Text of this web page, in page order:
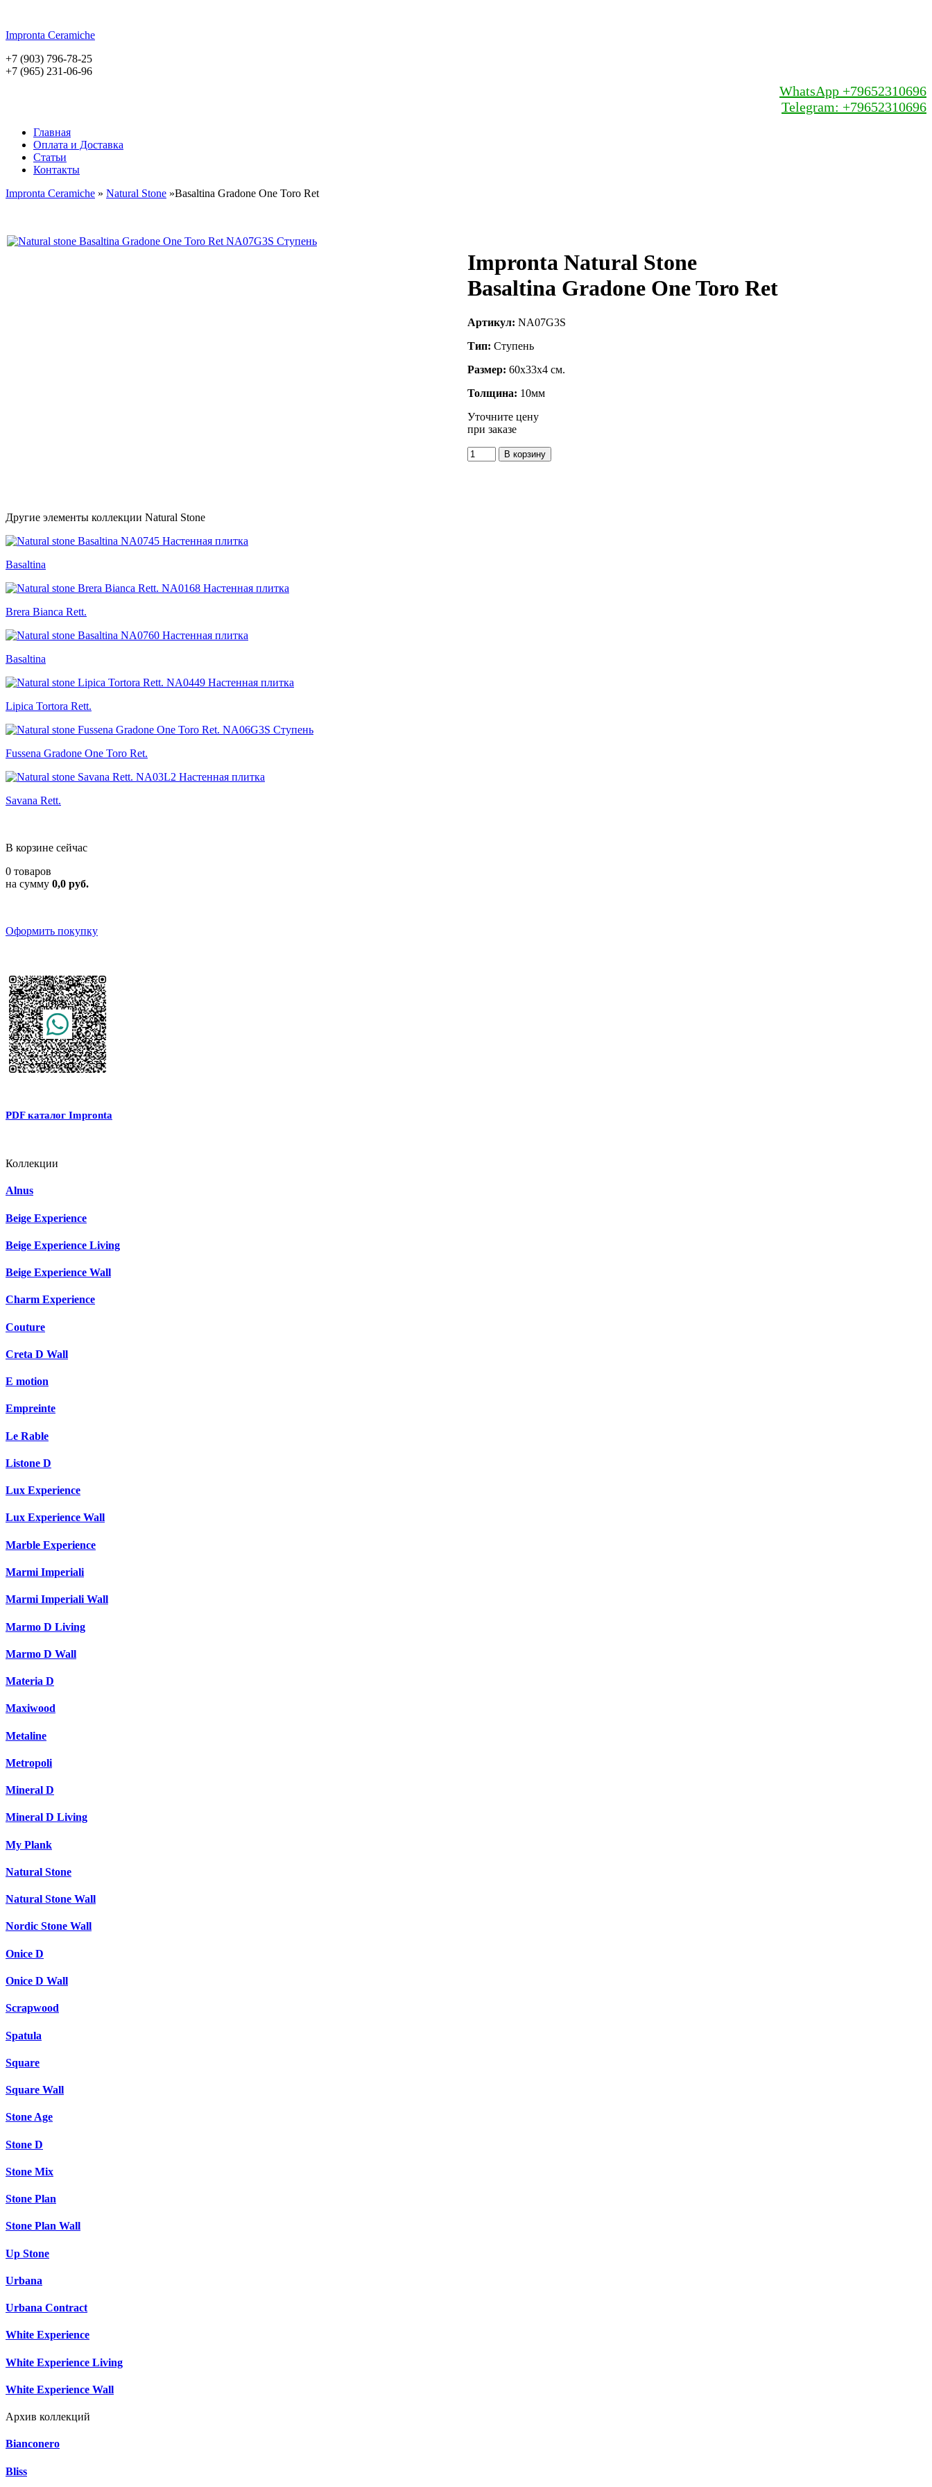
Impronta Ceramiche
+7 (903) 796-78-25
+7 (965) 231-06-96
WhatsApp +79652310696
Telegram: +79652310696
Главная
Оплата и Доставка
Статьи
Контакты
Impronta Ceramiche » Natural Stone »Basaltina Gradone One Toro Ret
Impronta Natural Stone
Basaltina Gradone One Toro Ret
Артикул: NA07G3S
Тип: Ступень
Размер: 60x33x4 см.
Толщина: 10мм
Уточните цену
при заказе
Другие элементы коллекции Natural Stone
Basaltina
Brera Bianca Rett.
Basaltina
Lipica Tortora Rett.
Fussena Gradone One Toro Ret.
Savana Rett.
В корзине сейчас
0 товаров
на сумму 0,0 руб.
Оформить покупку
PDF каталог Impronta
Коллекции
Alnus
Beige Experience
Beige Experience Living
Beige Experience Wall
Charm Experience
Couture
Creta D Wall
E motion
Empreinte
Le Rable
Listone D
Lux Experience
Lux Experience Wall
Marble Experience
Marmi Imperiali
Marmi Imperiali Wall
Marmo D Living
Marmo D Wall
Materia D
Maxiwood
Metaline
Metropoli
Mineral D
Mineral D Living
My Plank
Natural Stone
Natural Stone Wall
Nordic Stone Wall
Onice D
Onice D Wall
Scrapwood
Spatula
Square
Square Wall
Stone Age
Stone D
Stone Mix
Stone Plan
Stone Plan Wall
Up Stone
Urbana
Urbana Contract
White Experience
White Experience Living
White Experience Wall
Архив коллекций
Bianconero
Bliss